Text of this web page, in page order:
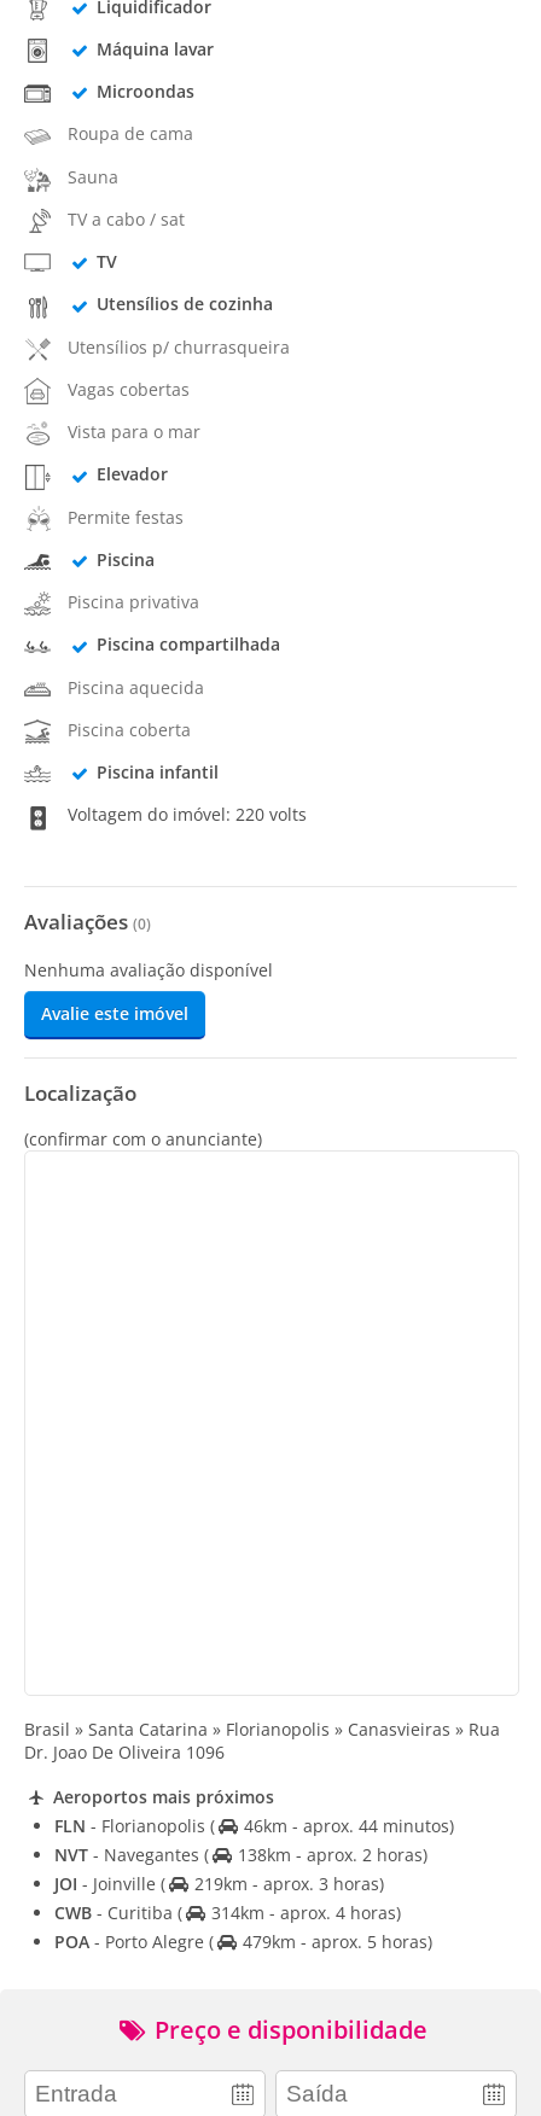
Liquidificador
Máquina lavar
Microondas
Roupa de cama
Sauna
TV a cabo / sat
TV
Utensílios de cozinha
Utensílios p/ churrasqueira
Vagas cobertas
Vista para o mar
Elevador
Permite festas
Piscina
Piscina privativa
Piscina compartilhada
Piscina aquecida
Piscina coberta
Piscina infantil
Voltagem do imóvel: 220 volts
Avaliações (0)
Nenhuma avaliação disponível
Avalie este imóvel
Localização
(confirmar com o anunciante)
Brasil » Santa Catarina » Florianopolis » Canasvieiras » Rua
Dr. Joao De Oliveira 1096
Aeroportos mais próximos
FLN - Florianopolis (
46km - aprox. 44 minutos)
NVT - Navegantes (
138km - aprox. 2 horas)
JOI - Joinville (
219km - aprox. 3 horas)
CWB - Curitiba (
314km - aprox. 4 horas)
POA - Porto Alegre ( 479km - aprox. 5 horas)
Preço e disponibilidade